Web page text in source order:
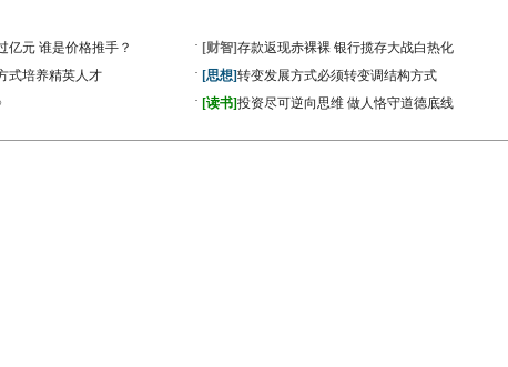
亿元 谁是价格推手？ · [财智]存款返现赤裸裸 银行揽存大战白热化
式培养精英人才 · [思想]转变发展方式必须转变调结构方式
· [读书]投资尽可逆向思维 做人恪守道德底线